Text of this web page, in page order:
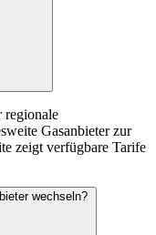
regionale
Gasanbieter zur
zeigt verfügbare Tarife
wechseln?